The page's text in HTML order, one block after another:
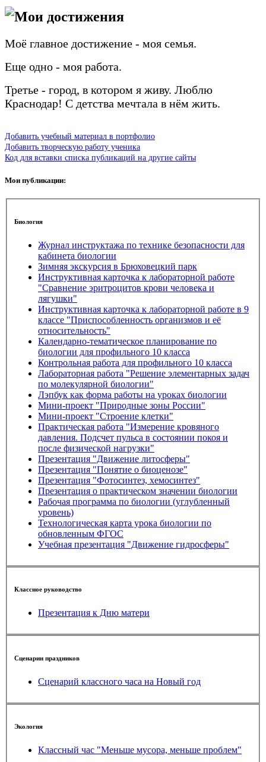
Мои достижения
Моё главное достижение - моя семья.
Еще одно - моя работа.
Третье - город, в котором я живу. Люблю
Краснодар! С детства мечтала в нём жить.
Добавить учебный материал в портфолио
Добавить творческую работу ученика
Код для вставки списка публикаций на другие сайты
Мои публикации:
Биология
Журнал инструктажа по технике безопасности для
кабинета биологии
Зимняя экскурсия в Брюховецкий парк
Инструктивная карточка к лабораторной работе
"Сравнение эритроцитов крови человека и
лягушки"
Инструктивная карточка к лабораторной работе в 9
классе "Приспособленность организмов и её
относительность"
Календарно-тематическое планирование по
биологии для профильного 10 класса
Контрольная работа для профильного 10 класса
Лабораторная работа "Решение элементарных задач
по молекулярной биологии"
Лэпбук как форма работы на уроках биологии
Мини-проект "Природные зоны России"
Мини-проект "Строение клетки"
Практическая работа "Измерение кровяного
давления. Подсчет пульса в состоянии покоя и
после физической нагрузки"
Презентация "Движение литосферы"
Презентация "Понятие о биоценозе"
Презентация "Фотосинтез, хемосинтез"
Презентация о практическом значении биологии
Рабочая программа по биологии (углубленный
уровень)
Технологическая карта урока биологии по
обновленным ФГОС
Учебная презентация "Движение гидросферы"
Классное руководство
Презентация к Дню матери
Сценарии праздников
Сценарий классного часа на Новый год
Экология
Классный час "Меньше мусора, меньше проблем"